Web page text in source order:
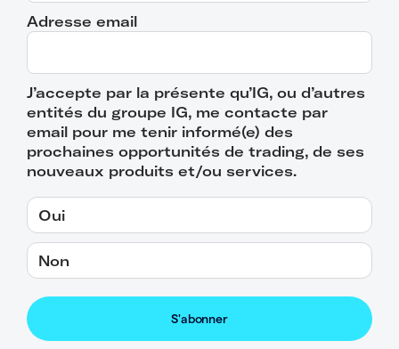
Adresse email
J’accepte par la présente qu’IG, ou d’autres
entités du groupe IG, me contacte par
email pour me tenir informé(e) des
prochaines opportunités de trading, de ses
nouveaux produits et/ou services.
Oui
Non